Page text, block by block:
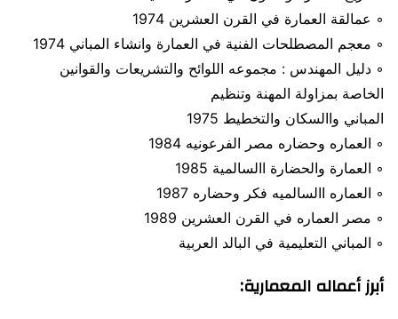
◦ عمالقة العمارة في القرن العشرين 1974
◦ معجم المصطلحات الفنية في العمارة وانشاء المباني 1974
◦ دليل المهندس : مجموعه اللوائح والتشريعات والقوانين
الخاصة بمزاولة المهنة وتنظيم
المباني واالسكان والتخطيط 1975
◦ العماره وحضاره مصر الفرعونيه 1984
◦ العمارة والحضارة االسالمية 1985
◦ العماره االسالميه فكر وحضاره 1987
◦ مصر العماره في القرن العشرين 1989
◦ المباني التعليمية في البالد العربية
أبرز أعماله المعمارية: